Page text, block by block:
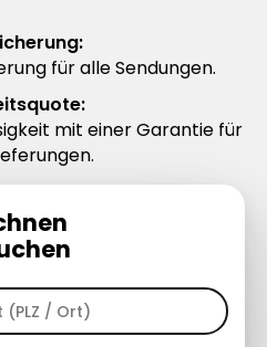
für alle Sendungen.
mit einer Garantie für